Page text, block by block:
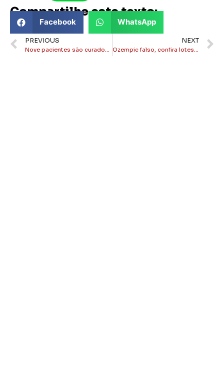
Compartilhe este texto:
Facebook WhatsApp
PREVIOUS
Nove pacientes são curados de câncer após terapia inovadora da USP
NEXT
Ozempic falso, confira lotes identificados pela Anvisa